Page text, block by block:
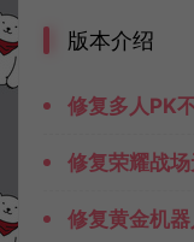
版本介绍
修复多人PK
修复荣耀战
修复黄金机